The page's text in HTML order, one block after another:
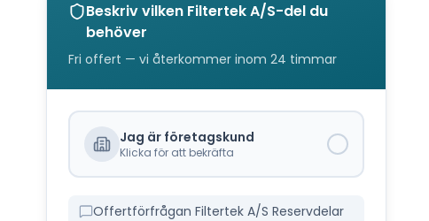
Beskriv vilken Filtertek A/S-del du
behöver
Fri offert — vi återkommer inom 24 timmar
Jag är företagskund
Klicka för att bekräfta
Offertförfrågan Filtertek A/S Reservdelar